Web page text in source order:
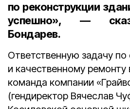
по реконструкции
успешно», —
Бондарев.
Ответственную задачу
и качественному
команда компании
(гендиректор Вячеслав